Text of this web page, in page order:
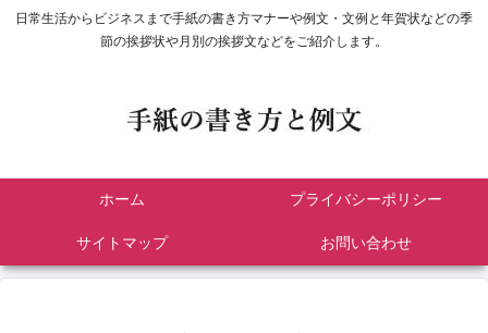
日常生活からビジネスまで手紙の書き方マナーや例文・文例と年賀状などの季
節の挨拶状や月別の挨拶文などをご紹介します。
ホーム プライバシーポリシー
サイトマップ お問い合わせ